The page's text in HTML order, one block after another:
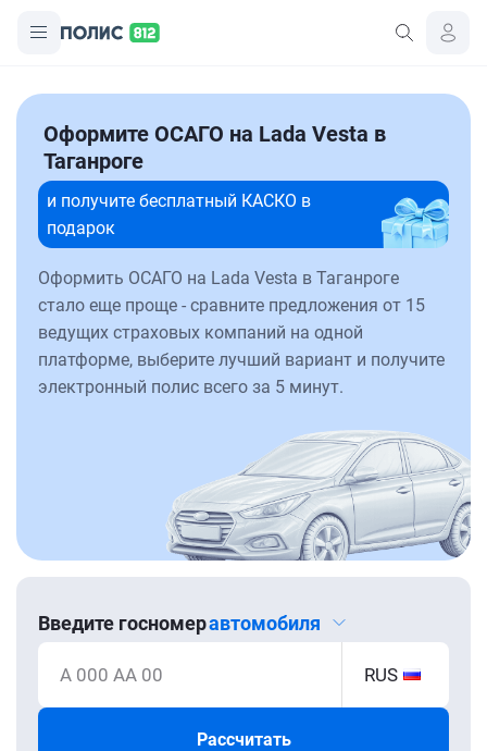
Оформите ОСАГО на Lada Vesta в
Таганроге
и получите бесплатный КАСКО в
подарок
Оформить ОСАГО на Lada Vesta в Таганроге
стало еще проще - сравните предложения от 15
ведущих страховых компаний на одной
платформе, выберите лучший вариант и получите
электронный полис всего за 5 минут.
Введите госномеравтомобиля
А 000 АА 00 RUS
Рассчитать